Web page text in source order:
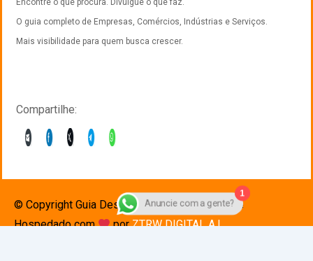
Encontre o que procura. Divulgue o que faz.
O guia completo de Empresas, Comércios, Indústrias e Serviços.
Mais visibilidade para quem busca crescer.
Compartilhe:
© Copyright Guia Destak 2025. Desenvolvido e
Hospedado com
por ZTRW DIGITAL A.I
1
Anuncie com a gente?